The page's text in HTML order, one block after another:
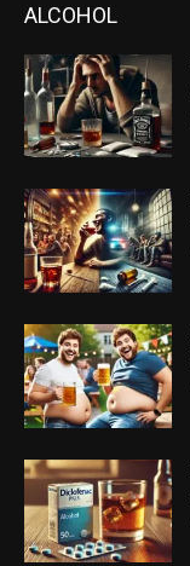
ALCOHOL